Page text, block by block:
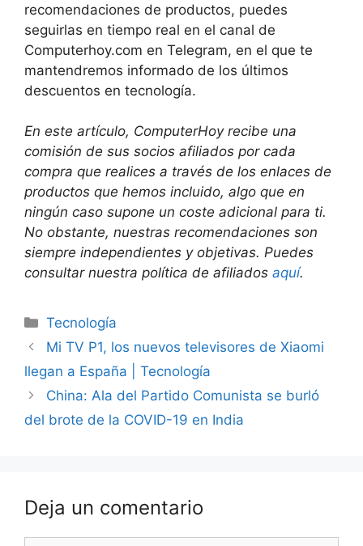
recomendaciones de productos, puedes
seguirlas en tiempo real en el canal de
Computerhoy.com en Telegram, en el que te
mantendremos informado de los últimos
descuentos en tecnología.
En este artículo, ComputerHoy recibe una
comisión de sus socios afiliados por cada
compra que realices a través de los enlaces de
productos que hemos incluido, algo que en
ningún caso supone un coste adicional para ti.
No obstante, nuestras recomendaciones son
siempre independientes y objetivas. Puedes
consultar nuestra política de afiliados aquí.
Categorías
Tecnología
Mi TV P1, los nuevos televisores de Xiaomi
llegan a España | Tecnología
China: Ala del Partido Comunista se burló
del brote de la COVID-19 en India
Deja un comentario